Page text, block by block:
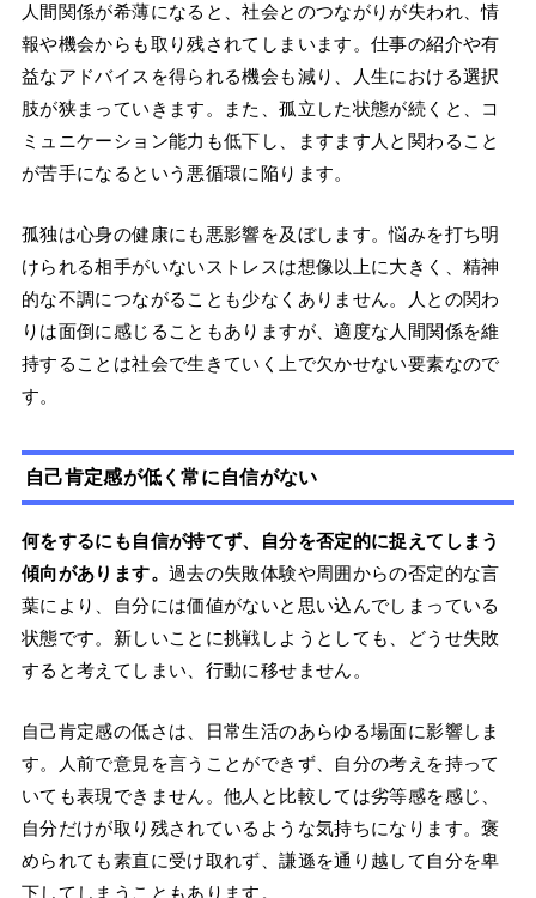
人間関係が希薄になると、社会とのつながりが失われ、情
報や機会からも取り残されてしまいます。仕事の紹介や有
益なアドバイスを得られる機会も減り、人生における選択
肢が狭まっていきます。また、孤立した状態が続くと、コ
ミュニケーション能力も低下し、ますます人と関わること
が苦手になるという悪循環に陥ります。
孤独は心身の健康にも悪影響を及ぼします。悩みを打ち明
けられる相手がいないストレスは想像以上に大きく、精神
的な不調につながることも少なくありません。人との関わ
りは面倒に感じることもありますが、適度な人間関係を維
持することは社会で生きていく上で欠かせない要素なので
す。
自己肯定感が低く常に自信がない
何をするにも自信が持てず、自分を否定的に捉えてしまう
傾向があります。 過去の失敗体験や周囲からの否定的な言
葉により、自分には価値がないと思い込んでしまっている
状態です。新しいことに挑戦しようとしても、どうせ失敗
すると考えてしまい、行動に移せません。
自己肯定感の低さは、日常生活のあらゆる場面に影響しま
す。人前で意見を言うことができず、自分の考えを持って
いても表現できません。他人と比較しては劣等感を感じ、
自分だけが取り残されているような気持ちになります。褒
められても素直に受け取れず、謙遜を通り越して自分を卑
下してしまうこともあります。